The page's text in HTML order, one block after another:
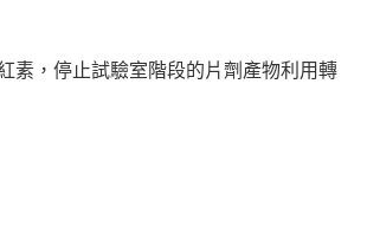
素，停止試驗室階段的片劑產物利用轉